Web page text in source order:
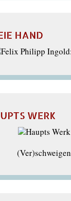
HAND
WERK
(Ver)schweigen